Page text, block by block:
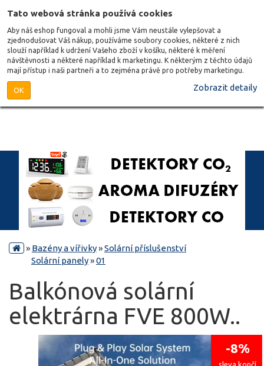
Tato webová stránka používá cookies
Aby náš eshop fungoval a mohli jsme Vám neustále vylepšovat a
zjednodušovat Váš nákup, používáme soubory cookies, některé z nich
slouží například k udržení Vašeho zboží v košíku, některé k měření
návštěvnosti a některé například k marketingu. K některým z těchto údajů
mají přístup i naši partneři a to zejména právě pro potřeby marketingu.
OK Zobrazit detaily
» Bazény a vířivky»Solární příslušenství
Solární panely»01
Balkónová solární
elektrárna FVE 800W..
-8%
sleva končí